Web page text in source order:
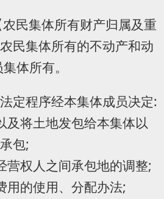
民集体所有财产归属及重
民集体所有的不动产和动
体所有。
定程序经本集体成员决定:
及将土地发包给本集体以
包;
营权人之间承包地的调整;
用的使用、分配办法;